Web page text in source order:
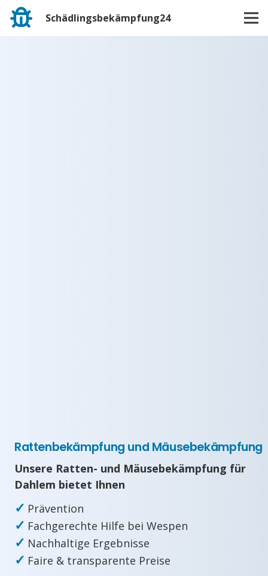
Schädlingsbekämpfung24
Rattenbekämpfung und Mäusebekämpfung
Unsere Ratten- und Mäusebekämpfung für
Dahlem bietet Ihnen
✓ Prävention
✓ Fachgerechte Hilfe bei Wespen
✓ Nachhaltige Ergebnisse
✓ Faire & transparente Preise